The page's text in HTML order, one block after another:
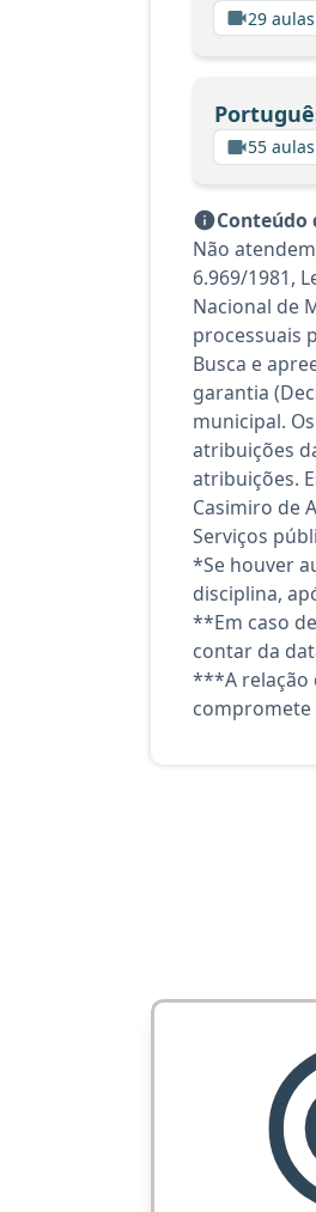
29 aulas
55 aulas
Conteúdo
Não
6.969/1981,
Nacional de
processuais
Busca e
garantia
municipal.
atribuições
atribuições.
Casimiro de
Serviços
*Se houver
disciplina,
**Em caso
contar da
***A relação
compromete